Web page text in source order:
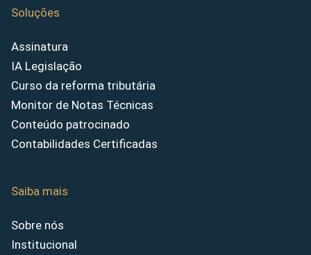
Soluções
Assinatura
IA Legislação
Curso da reforma tributária
Monitor de Notas Técnicas
Conteúdo patrocinado
Contabilidades Certificadas
Saiba mais
Sobre nós
Institucional